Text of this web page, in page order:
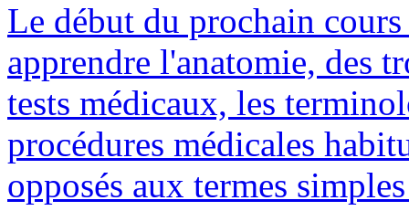
Le début du prochain
apprendre l'anatomie, des
tests médicaux, les
procédures médicales
opposés aux termes